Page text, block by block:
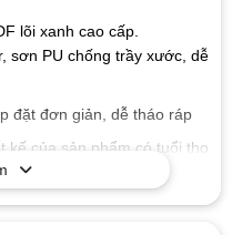
lõi xanh cao cấp.
sơn PU chống trầy xước, dễ
đặt đơn giản, dễ tháo ráp
kế của sản phẩm có tuổi thọ
suốt quá trình sử dụng
mòn hay hư hỏng.